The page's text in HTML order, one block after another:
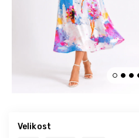
Velikost